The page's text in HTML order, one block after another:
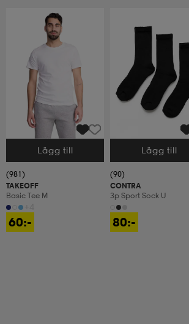
Välj storlek
Lägg till
(981)
TAKEOFF
Basic Tee M
60:-
Välj storlek
Lägg till
(90)
CONTRA
3p Sport Sock U
80:-